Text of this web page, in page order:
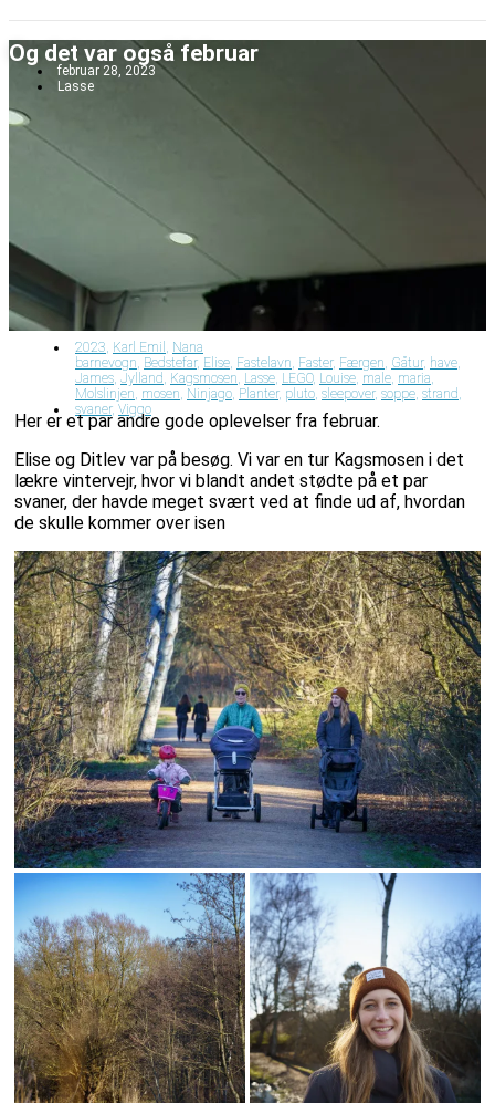
Videre
til
indhold
Og det var også februar
februar 28, 2023
Lasse
2023, Karl Emil , Nana
barnevogn, Bedstefar, Elise, Fastelavn, Faster, Færgen, Gåtur, have,
James, Jylland, Kagsmosen, Lasse, LEGO, Louise, male, maria,
Molslinjen, mosen, Ninjago, Planter, pluto, sleepover, soppe, strand,
svaner, Viggo
Her er et par andre gode oplevelser fra februar.
Elise og Ditlev var på besøg. Vi var en tur Kagsmosen i det
lækre vintervejr, hvor vi blandt andet stødte på et par
svaner, der havde meget svært ved at finde ud af, hvordan
de skulle kommer over isen